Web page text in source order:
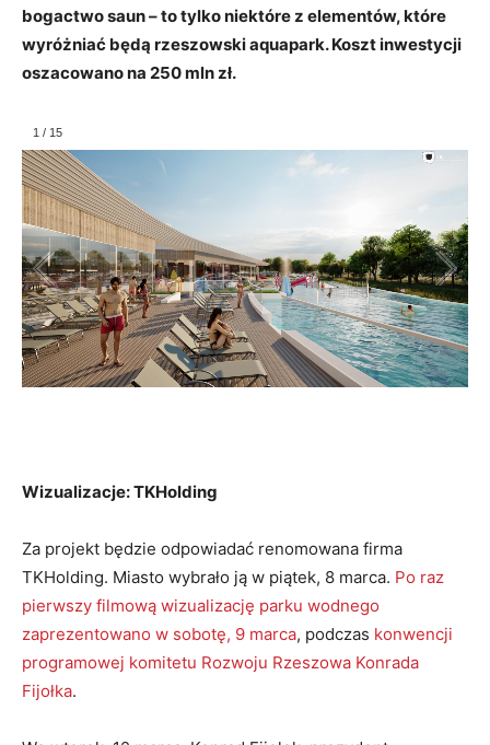
bogactwo saun – to tylko niektóre z elementów, które
wyróżniać będą rzeszowski aquapark.Koszt inwestycji
oszacowano na 250 mln zł.
1 / 15
Wizualizacje: TKHolding
Za projekt będzie odpowiadać renomowana firma
TKHolding. Miasto wybrało ją w piątek, 8 marca. Po raz
pierwszy filmową wizualizację parku wodnego
zaprezentowano w sobotę, 9 marca, podczas konwencji
programowej komitetu Rozwoju Rzeszowa Konrada
Fijołka.